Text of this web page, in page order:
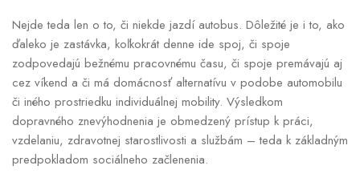
Nejde teda len o to, či niekde jazdí autobus. Dôležité je i to, ako
ďaleko je zastávka, koľkokrát denne ide spoj, či spoje
zodpovedajú bežnému pracovnému času, či spoje premávajú aj
cez víkend a či má domácnosť alternatívu v podobe automobilu
či iného prostriedku individuálnej mobility. Výsledkom
dopravného znevýhodnenia je obmedzený prístup k práci,
vzdelaniu, zdravotnej starostlivosti a službám – teda k základným
predpokladom sociálneho začlenenia.